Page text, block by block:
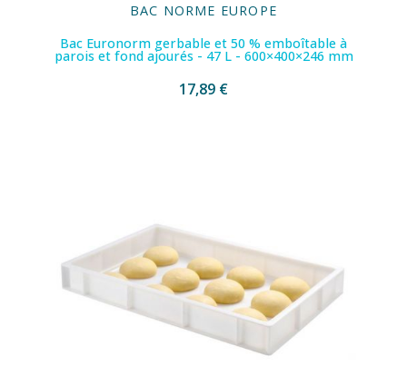
BAC NORME EUROPE
Bac Euronorm gerbable et 50 % emboîtable à
parois et fond ajourés - 47 L - 600×400×246 mm
17,89 €